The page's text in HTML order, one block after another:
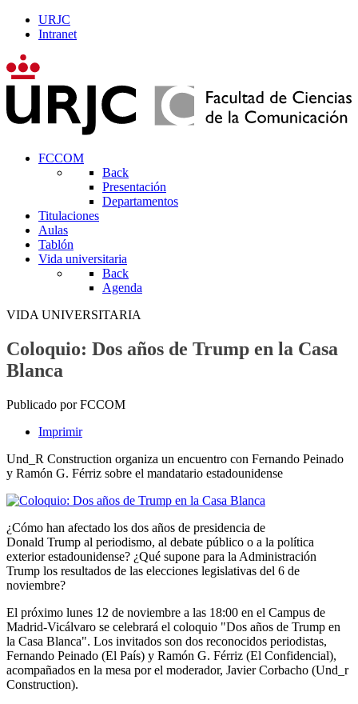
URJC
Intranet
FCCOM
Back
Presentación
Departamentos
Titulaciones
Aulas
Tablón
Vida universitaria
Back
Agenda
VIDA UNIVERSITARIA
Coloquio: Dos años de Trump en la Casa
Blanca
Publicado por FCCOM
Imprimir
Und_R Construction organiza un encuentro con Fernando Peinado
y Ramón G. Férriz sobre el mandatario estadounidense
¿Cómo han afectado los dos años de presidencia de
Donald Trump al periodismo, al debate público o a la política
exterior estadounidense? ¿Qué supone para la Administración
Trump los resultados de las elecciones legislativas del 6 de
noviembre?
El próximo lunes 12 de noviembre a las 18:00 en el Campus de
Madrid-Vicálvaro se celebrará el coloquio "Dos años de Trump en
la Casa Blanca". Los invitados son dos reconocidos periodistas,
Fernando Peinado (El País) y Ramón G. Férriz (El Confidencial),
acompañados en la mesa por el moderador, Javier Corbacho (Und_r
Construction).